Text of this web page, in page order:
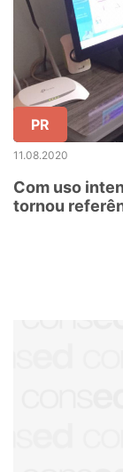
PR
11.08.2020
Com uso
tornou